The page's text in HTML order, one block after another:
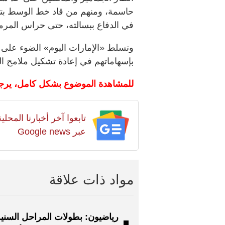
حاسمة، ومنهم من قاد خط الوسط
في الدفاع ببسالته، حتى حراس
بإسهاماتهم في إعادة تشكيل ملامح
للمشاهدة الموضوع بشكل كامل،
تابعوا آخر أخبارنا
عبر Google news
مواد ذات علاقة
رياضيون: بطولات المراحل